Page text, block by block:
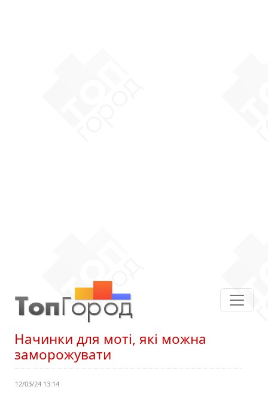
Начинки для моті, які можна
заморожувати
12/03/24 13:14